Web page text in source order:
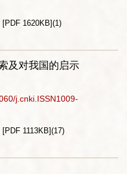
[PDF 1620KB](1)
及对我国的启示
j.cnki.ISSN1009-
[PDF 1113KB](17)